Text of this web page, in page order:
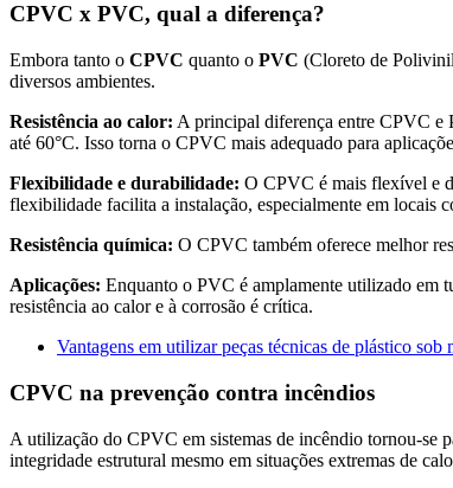
CPVC x PVC, qual a diferença?
Embora tanto o CPVC quanto o PVC (Cloreto de
diversos ambientes.
Resistência ao calor: A principal diferença entre CPVC e
até 60°C. Isso torna o CPVC mais adequado para
Flexibilidade e durabilidade: O CPVC é mais flexível e
flexibilidade facilita a instalação, especialmente em locais
Resistência química: O CPVC também oferece melhor
Aplicações: Enquanto o PVC é amplamente utilizado em
resistência ao calor e à corrosão é crítica.
Vantagens em utilizar peças técnicas de plástico sob
CPVC na prevenção contra incêndios
A utilização do CPVC em sistemas de incêndio tornou-se
integridade estrutural mesmo em situações extremas de